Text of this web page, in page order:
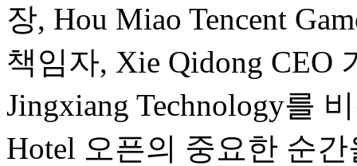
장, Hou Miao Tencent
책임자, Xie Qidong CEO
Jingxiang Technology를
Hotel 오픈의 중요한 순